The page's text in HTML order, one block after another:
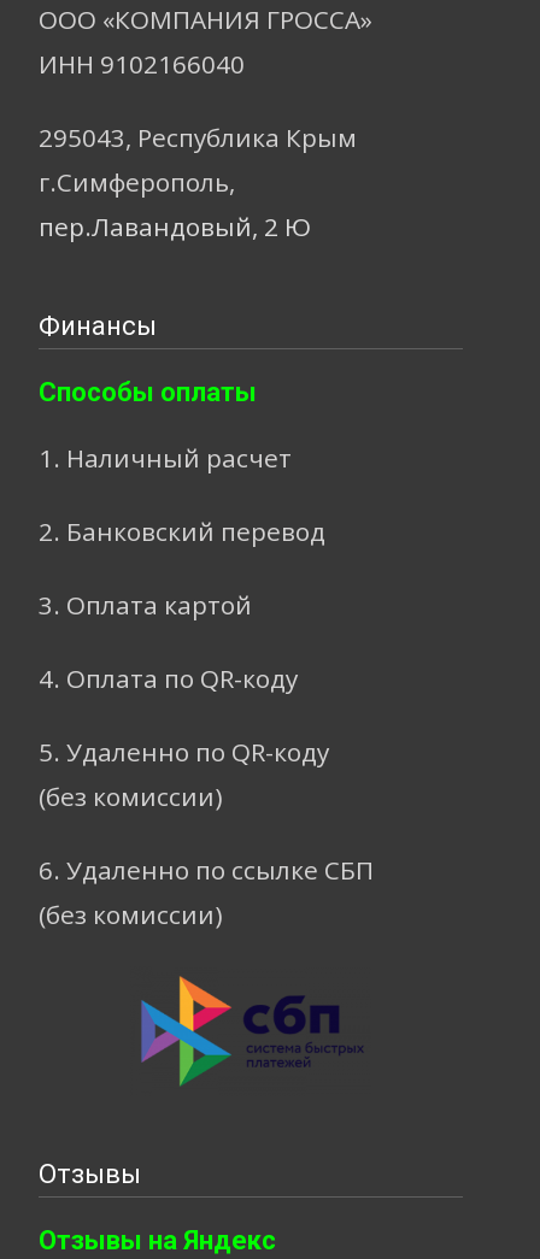
ООО «КОМПАНИЯ ГРОССА»
ИНН 9102166040
295043, Республика Крым
г.Симферополь,
пер.Лавандовый, 2 Ю
Финансы
Способы оплаты
1. Наличный расчет
2. Банковский перевод
3. Оплата картой
4. Оплата по QR-коду
5. Удаленно по QR-коду
(без комиссии)
6. Удаленно по ссылке СБП
(без комиссии)
Отзывы
Отзывы на Яндекс